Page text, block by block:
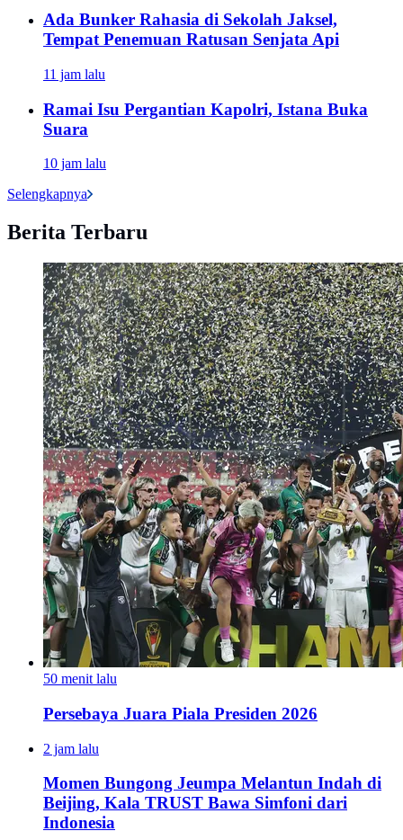
Ada Bunker Rahasia di Sekolah Jaksel,
Tempat Penemuan Ratusan Senjata Api
11 jam lalu
Ramai Isu Pergantian Kapolri, Istana Buka
Suara
10 jam lalu
Selengkapnya
Berita Terbaru
50 menit lalu
Persebaya Juara Piala Presiden 2026
2 jam lalu
Momen Bungong Jeumpa Melantun Indah di
Beijing, Kala TRUST Bawa Simfoni dari
Indonesia